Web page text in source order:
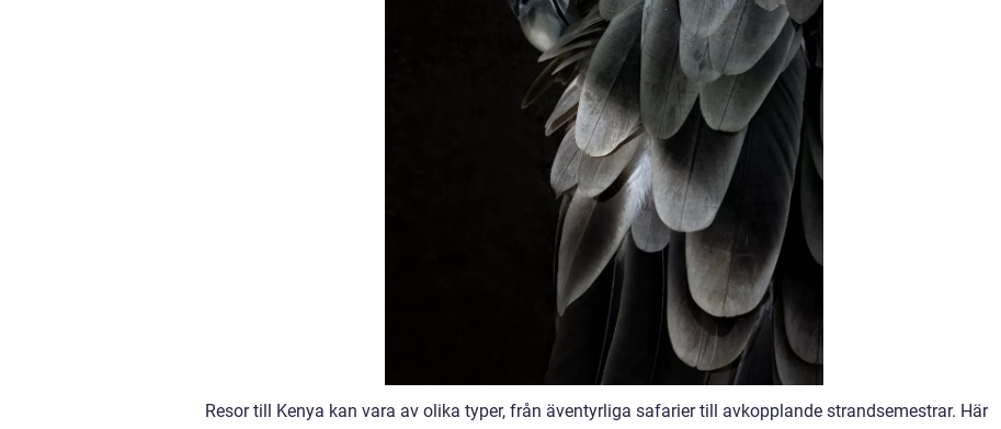
Resor till Kenya kan vara av olika typer, från äventyrliga safarier till avkopplande strandsemestrar. Här